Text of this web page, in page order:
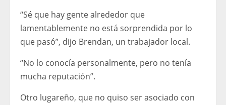
“Sé que hay gente alrededor que
lamentablemente no está sorprendida por lo
que pasó”, dijo Brendan, un trabajador local.
“No lo conocía personalmente, pero no tenía
mucha reputación”.
Otro lugareño, que no quiso ser asociado con